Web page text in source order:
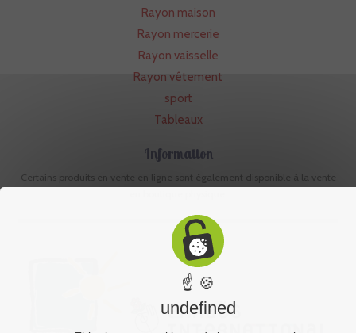
Rayon maison
Rayon mercerie
Rayon vaisselle
Rayon vêtement
sport
Tableaux
Information
Certains produits en vente en ligne sont également disponible à la vente
☝ 🍪
undefined